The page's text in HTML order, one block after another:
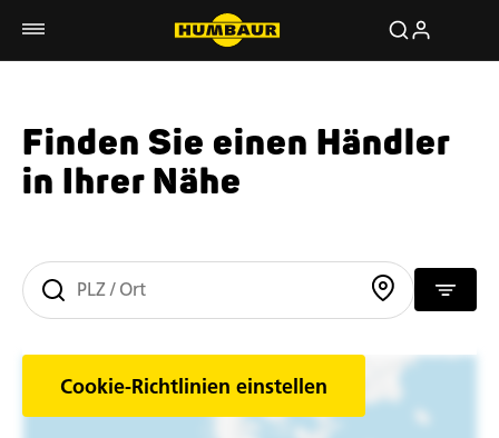
Finden Sie einen Händler
in Ihrer Nähe
Cookie-Richtlinien einstellen